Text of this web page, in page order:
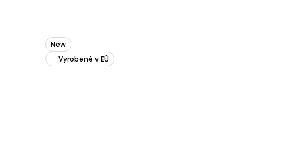
New
Vyrobené v EÚ